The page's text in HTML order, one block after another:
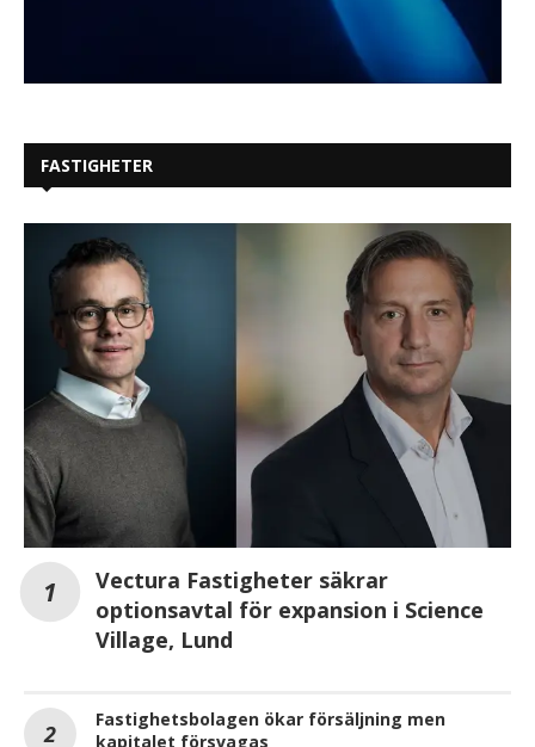
FASTIGHETER
Vectura Fastigheter säkrar
optionsavtal för expansion i Science
Village, Lund
Fastighetsbolagen ökar försäljning men
kapitalet försvagas